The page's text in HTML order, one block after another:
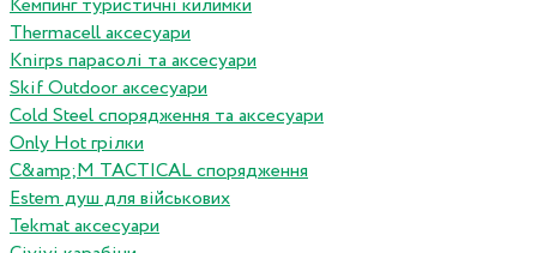
Кемпинг туристичні килимки
Thermacell аксесуари
Knirps парасолі та аксесуари
Skif Outdoor аксесуари
Cold Steel спорядження та аксесуари
Only Hot грілки
C&amp;M TACTICAL спорядження
Estem душ для військових
Tekmat аксесуари